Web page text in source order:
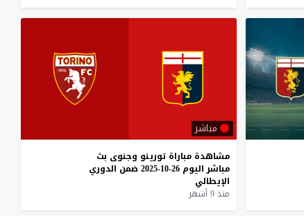
مباشر
مشاهدة مباراة تورينو وجنوى بث
مباشر اليوم 26-10-2025 ضمن الدوري
الإيطالي
منذ 9 أشهر